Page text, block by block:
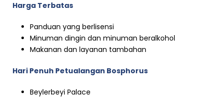
Harga Terbatas
Panduan yang berlisensi
Minuman dingin dan minuman beralkohol
Makanan dan layanan tambahan
Hari Penuh Petualangan Bosphorus
Beylerbeyi Palace